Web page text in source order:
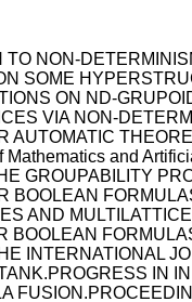
NON-
SOME
ON ND-
VIA NON-
AUTOMATIC
and
GROUPABILITY
BOOLEAN
AND
BOOLEAN
INTERNATIONAL
IN